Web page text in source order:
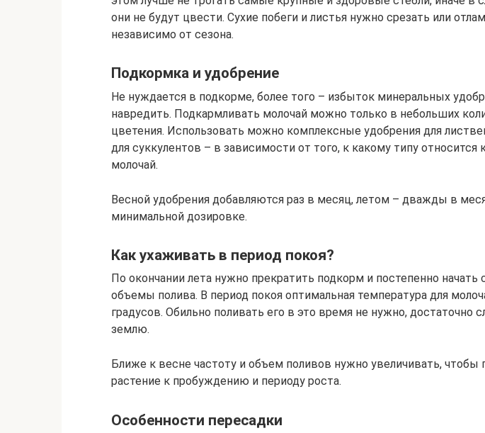
они не будут цвести. Сухие побеги и листья нужно срезать или
независимо от сезона.
Подкормка и удобрение
Не нуждается в подкорме, более того – избыток минеральных
навредить. Подкармливать молочай можно только в небольших
цветения. Использовать можно комплексные удобрения для
для суккулентов – в зависимости от того, к какому типу относится
молочай.
Весной удобрения добавляются раз в месяц, летом – дважды в
минимальной дозировке.
Как ухаживать в период покоя?
По окончании лета нужно прекратить подкорм и постепенно начать
объемы полива. В период покоя оптимальная температура для
градусов. Обильно поливать его в это время не нужно, достаточно
землю.
Ближе к весне частоту и объем поливов нужно увеличивать, чтобы
растение к пробуждению и периоду роста.
Особенности пересадки